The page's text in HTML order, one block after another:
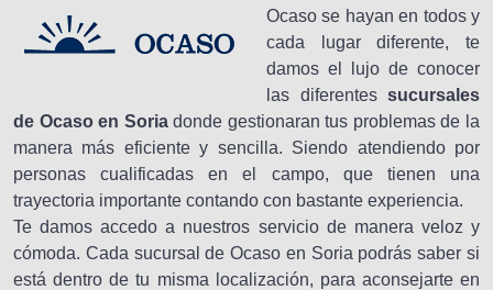
Ocaso se hayan en todos y
cada lugar diferente, te
damos el lujo de conocer
las diferentes sucursales
de Ocaso en Soriadonde gestionaran tus problemas de la
manera más eficiente y sencilla. Siendo atendiendo por
personas cualificadas en el campo, que tienen una
trayectoria importante contando con bastante experiencia.
Te damos accedo a nuestros servicio de manera veloz y
cómoda. Cada sucursal de Ocaso en Soria podrás saber si
está dentro de tu misma localización, para aconsejarte en